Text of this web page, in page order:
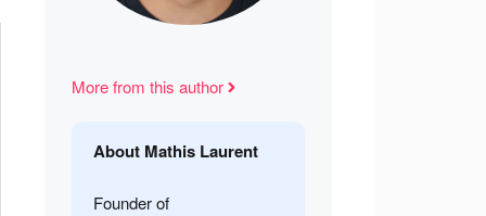
More from this author
About Mathis Laurent
Founder of